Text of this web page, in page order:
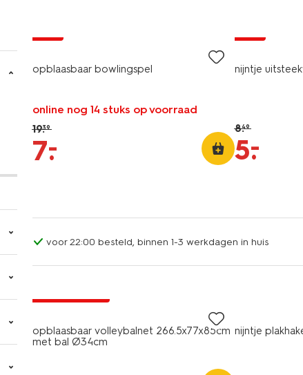
opblaasbaar bowlingspel
online nog 14 stuks op voorraad
19.39
7.
–
nijntje
8.49
5.
–
voor 22:00 besteld, binnen 1-3 werkdagen in huis
opblaasbaar volleybalnet 266.5x77x85cm
met bal Ø34cm
nijntje